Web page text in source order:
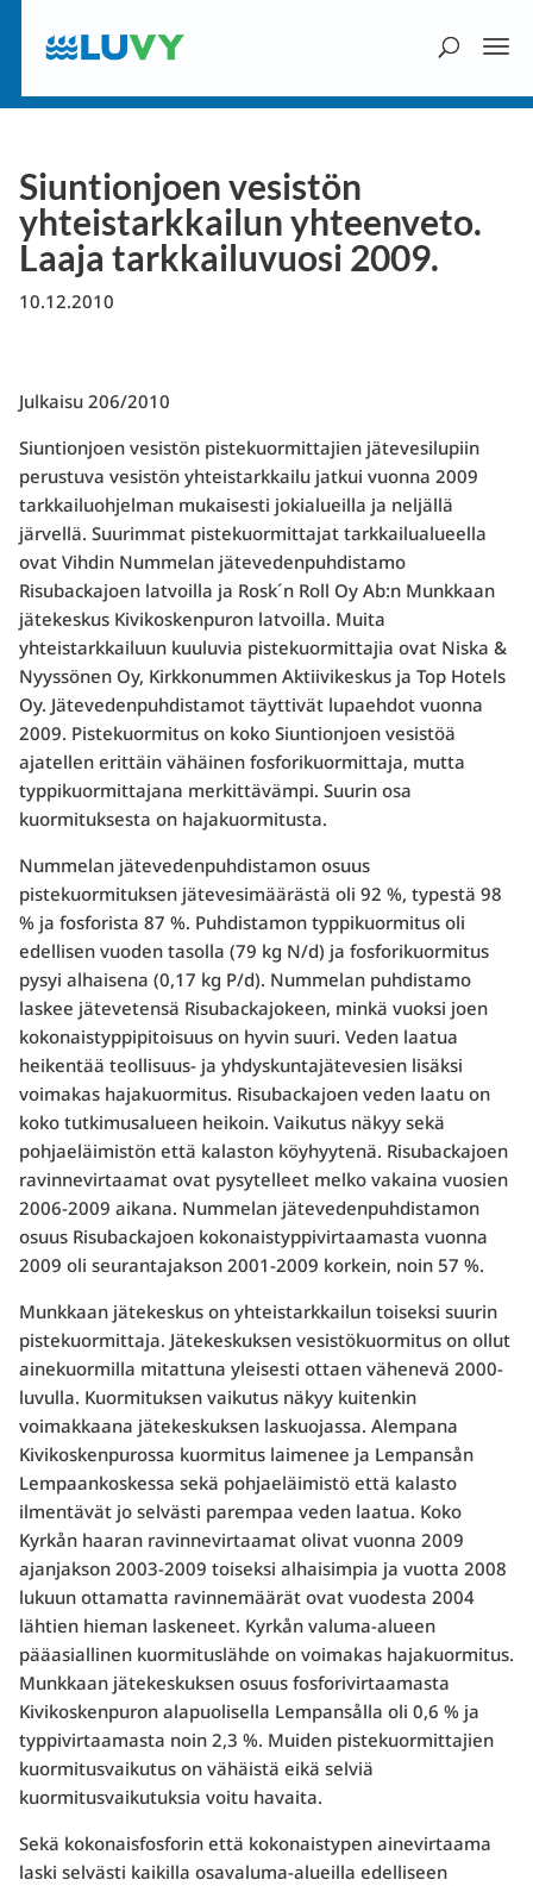
Siuntionjoen vesistön
yhteistarkkailun yhteenveto.
Laaja tarkkailuvuosi 2009.
10.12.2010
Julkaisu 206/2010
Siuntionjoen vesistön pistekuormittajien jätevesilupiin
perustuva vesistön yhteistarkkailu jatkui vuonna 2009
tarkkailuohjelman mukaisesti jokialueilla ja neljällä
järvellä. Suurimmat pistekuormittajat tarkkailualueella
ovat Vihdin Nummelan jätevedenpuhdistamo
Risubackajoen latvoilla ja Rosk´n Roll Oy Ab:n Munkkaan
jätekeskus Kivikoskenpuron latvoilla. Muita
yhteistarkkailuun kuuluvia pistekuormittajia ovat Niska &
Nyyssönen Oy, Kirkkonummen Aktiivikeskus ja Top Hotels
Oy. Jätevedenpuhdistamot täyttivät lupaehdot vuonna
2009. Pistekuormitus on koko Siuntionjoen vesistöä
ajatellen erittäin vähäinen fosforikuormittaja, mutta
typpikuormittajana merkittävämpi. Suurin osa
kuormituksesta on hajakuormitusta.
Nummelan jätevedenpuhdistamon osuus
pistekuormituksen jätevesimäärästä oli 92 %, typestä 98
% ja fosforista 87 %. Puhdistamon typpikuormitus oli
edellisen vuoden tasolla (79 kg N/d) ja fosforikuormitus
pysyi alhaisena (0,17 kg P/d). Nummelan puhdistamo
laskee jätevetensä Risubackajokeen, minkä vuoksi joen
kokonaistyppipitoisuus on hyvin suuri. Veden laatua
heikentää teollisuus- ja yhdyskuntajätevesien lisäksi
voimakas hajakuormitus. Risubackajoen veden laatu on
koko tutkimusalueen heikoin. Vaikutus näkyy sekä
pohjaeläimistön että kalaston köyhyytenä. Risubackajoen
ravinnevirtaamat ovat pysytelleet melko vakaina vuosien
2006-2009 aikana. Nummelan jätevedenpuhdistamon
osuus Risubackajoen kokonaistyppivirtaamasta vuonna
2009 oli seurantajakson 2001-2009 korkein, noin 57 %.
Munkkaan jätekeskus on yhteistarkkailun toiseksi suurin
pistekuormittaja. Jätekeskuksen vesistökuormitus on ollut
ainekuormilla mitattuna yleisesti ottaen vähenevä 2000-
luvulla. Kuormituksen vaikutus näkyy kuitenkin
voimakkaana jätekeskuksen laskuojassa. Alempana
Kivikoskenpurossa kuormitus laimenee ja Lempansån
Lempaankoskessa sekä pohjaeläimistö että kalasto
ilmentävät jo selvästi parempaa veden laatua. Koko
Kyrkån haaran ravinnevirtaamat olivat vuonna 2009
ajanjakson 2003-2009 toiseksi alhaisimpia ja vuotta 2008
lukuun ottamatta ravinnemäärät ovat vuodesta 2004
lähtien hieman laskeneet. Kyrkån valuma-alueen
pääasiallinen kuormituslähde on voimakas hajakuormitus.
Munkkaan jätekeskuksen osuus fosforivirtaamasta
Kivikoskenpuron alapuolisella Lempansålla oli 0,6 % ja
typpivirtaamasta noin 2,3 %. Muiden pistekuormittajien
kuormitusvaikutus on vähäistä eikä selviä
kuormitusvaikutuksia voitu havaita.
Sekä kokonaisfosforin että kokonaistypen ainevirtaama
laski selvästi kaikilla osavaluma-alueilla edelliseen